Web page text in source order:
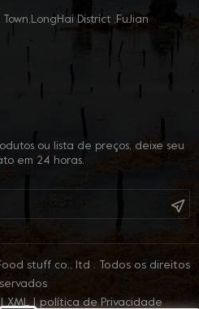
District ,FuJian
ou lista de preços, deixe seu
em 24 horas.
stuff co., ltd . Todos os direitos
| XML | política de Privacidade